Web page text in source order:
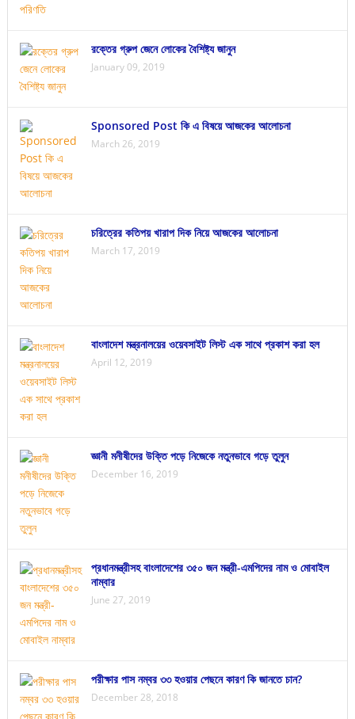
রক্তের গ্রুপ জেনে লোকের বৈশিষ্ট্য জানুন
January 09, 2019
Sponsored Post কি এ বিষয়ে আজকের আলোচনা
March 26, 2019
চরিত্রের কতিপয় খারাপ দিক নিয়ে আজকের আলোচনা
March 17, 2019
বাংলাদেশ মন্ত্রনালয়ের ওয়েবসাইট লিস্ট এক সাথে প্রকাশ করা হল
April 12, 2019
জ্ঞানী মনীষীদের উক্তি পড়ে নিজেকে নতুনভাবে গড়ে তুলুন
December 16, 2019
প্রধানমন্ত্রীসহ বাংলাদেশের ৩৫০ জন মন্ত্রী-এমপিদের নাম ও মোবাইল
নাম্বার
June 27, 2019
পরীক্ষার পাস নম্বর ৩৩ হওয়ার পেছনে কারণ কি জানতে চান?
December 28, 2018